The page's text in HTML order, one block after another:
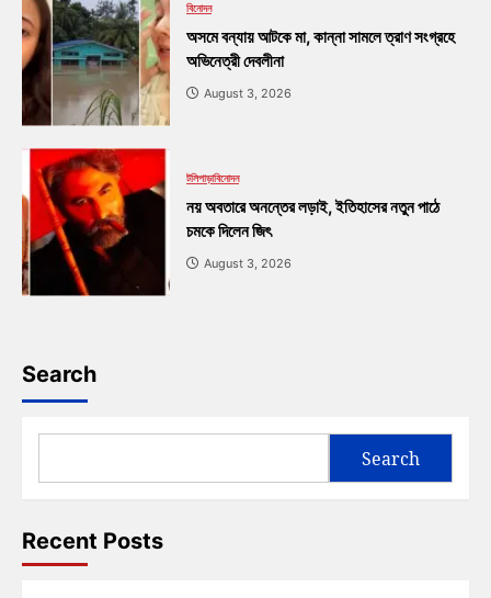
বিনোদন
অসমে বন্যায় আটকে মা, কান্না সামলে ত্রাণ সংগ্রহে
অভিনেত্রী দেবলীনা
August 3, 2026
টলিপাড়াবিনোদন
নয় অবতারে অনন্তের লড়াই, ইতিহাসের নতুন পাঠে
চমকে দিলেন জিৎ
August 3, 2026
Search
Search
Recent Posts